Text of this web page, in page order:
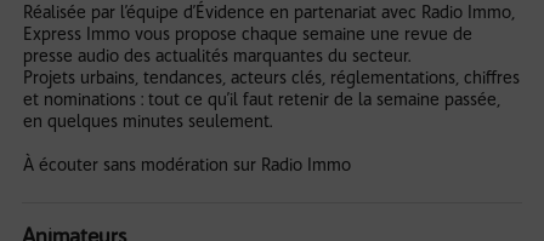
Réalisée par l’équipe d’Évidence en partenariat avec Radio Immo,
Express Immo vous propose chaque semaine une revue de
presse audio des actualités marquantes du secteur.
Projets urbains, tendances, acteurs clés, réglementations, chiffres
et nominations : tout ce qu’il faut retenir de la semaine passée,
en quelques minutes seulement.
À écouter sans modération sur Radio Immo
Animateurs